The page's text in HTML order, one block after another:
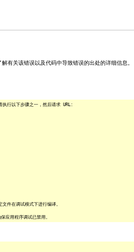
有关该错误以及代码中导致错误的出处的详细信息。
执行以下步骤之一，然后请求 URL:
件在调试模式下进行编译。
应用程序调试已禁用。